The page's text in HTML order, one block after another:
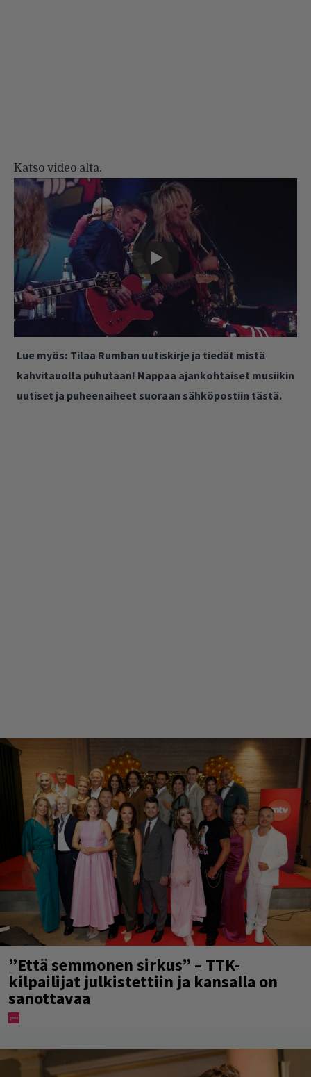
Katso video alta.
Lue myös: Tilaa Rumban uutiskirje ja tiedät mistä
kahvitauolla puhutaan! Nappaa ajankohtaiset musiikin
uutiset ja puheenaiheet suoraan sähköpostiin tästä.
”Että semmonen sirkus” – TTK-
kilpailijat julkistettiin ja kansalla on
sanottavaa